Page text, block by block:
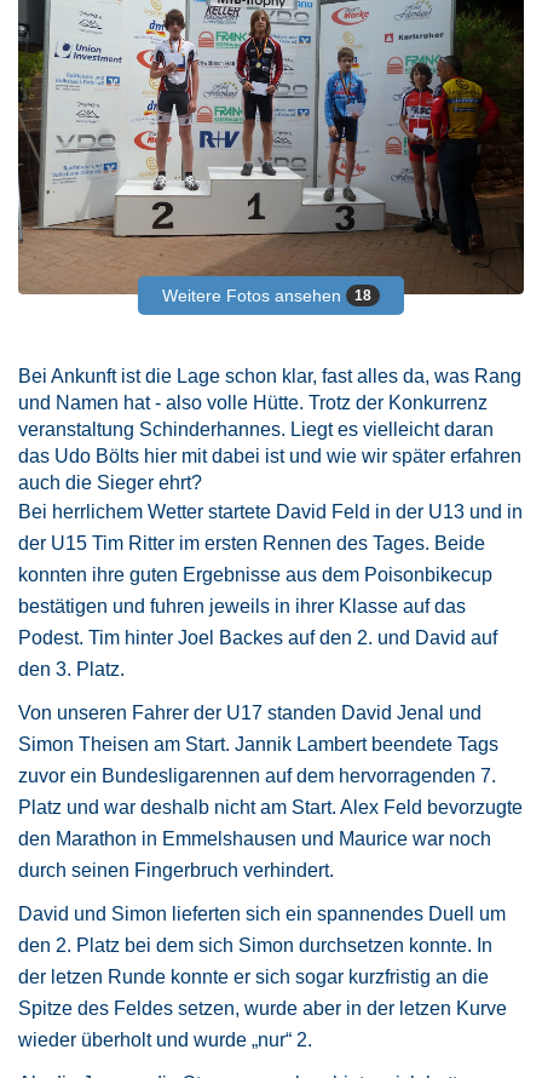
Weitere Fotos ansehen 18
Bei Ankunft ist die Lage schon klar, fast alles da, was Rang
und Namen hat - also volle Hütte. Trotz der Konkurrenz
veranstaltung Schinderhannes. Liegt es vielleicht daran
das Udo Bölts hier mit dabei ist und wie wir später erfahren
auch die Sieger ehrt?
Bei herrlichem Wetter startete David Feld in der U13 und in
der U15 Tim Ritter im ersten Rennen des Tages. Beide
konnten ihre guten Ergebnisse aus dem Poisonbikecup
bestätigen und fuhren jeweils in ihrer Klasse auf das
Podest. Tim hinter Joel Backes auf den 2. und David auf
den 3. Platz.
Von unseren Fahrer der U17 standen David Jenal und
Simon Theisen am Start. Jannik Lambert beendete Tags
zuvor ein Bundesligarennen auf dem hervorragenden 7.
Platz und war deshalb nicht am Start. Alex Feld bevorzugte
den Marathon in Emmelshausen und Maurice war noch
durch seinen Fingerbruch verhindert.
David und Simon lieferten sich ein spannendes Duell um
den 2. Platz bei dem sich Simon durchsetzen konnte. In
der letzen Runde konnte er sich sogar kurzfristig an die
Spitze des Feldes setzen, wurde aber in der letzen Kurve
wieder überholt und wurde „nur“ 2.